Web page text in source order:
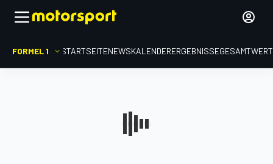
FORMEL 1 STARTSEITENEWSKALENDERERGEBNISSE